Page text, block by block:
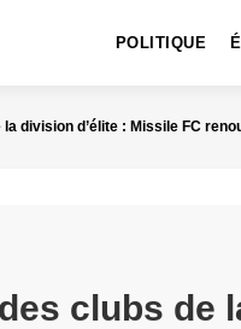
POLITIQUE
la division d’élite : Missile FC
clubs de